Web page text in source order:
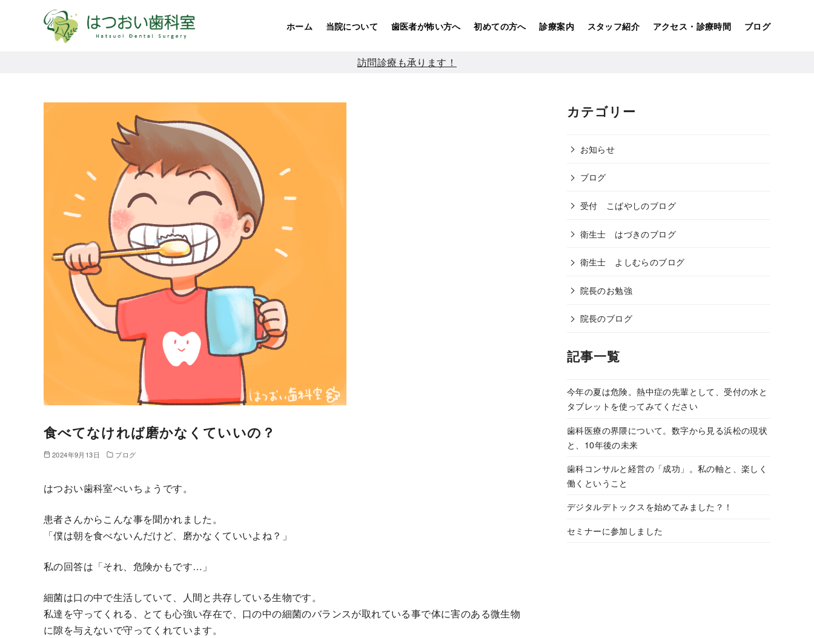
ホーム 当院について 歯医者が怖い方へ 初めての方へ 診療案内 スタッフ紹介 アクセス・診療時間 ブログ
訪問診療も承ります！
食べてなければ磨かなくていいの？
2024年9月13日 ブログ
はつおい歯科室べいちょうです。
患者さんからこんな事を聞かれました。
「僕は朝を食べないんだけど、磨かなくていいよね？」
私の回答は「それ、危険かもです…」
細菌は口の中で生活していて、人間と共存している生物です。
私達を守ってくれる、とても心強い存在で、口の中の細菌のバランスが取れている事で体に害のある微生物
に隙を与えないで守ってくれています。
カテゴリー
お知らせ
ブログ
受付 こばやしのブログ
衛生士 はづきのブログ
衛生士 よしむらのブログ
院長のお勉強
院長のブログ
記事一覧
今年の夏は危険。熱中症の先輩として、受付の水と
タブレットを使ってみてください
歯科医療の界隈について。数字から見る浜松の現状
と、10年後の未来
歯科コンサルと経営の「成功」。私の軸と、楽しく
働くということ
デジタルデトックスを始めてみました？！
セミナーに参加しました